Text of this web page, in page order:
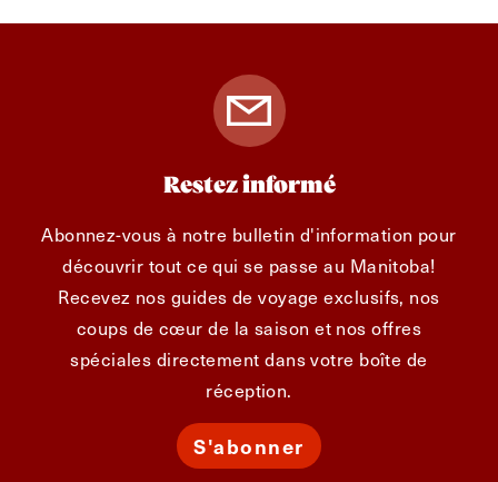
Restez informé
Abonnez-vous à notre bulletin d'information pour
découvrir tout ce qui se passe au Manitoba!
Recevez nos guides de voyage exclusifs, nos
coups de cœur de la saison et nos offres
spéciales directement dans votre boîte de
réception.
S'abonner